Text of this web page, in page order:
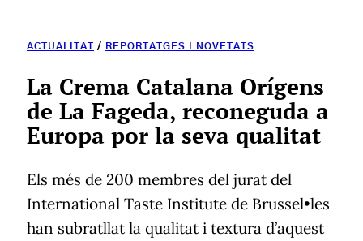
ACTUALITAT / REPORTATGES I NOVETATS
La Crema Catalana Orígens
de La Fageda, reconeguda a
Europa por la seva qualitat
Els més de 200 membres del jurat del
International Taste Institute de Brussel•les
han subratllat la qualitat i textura d’aquest